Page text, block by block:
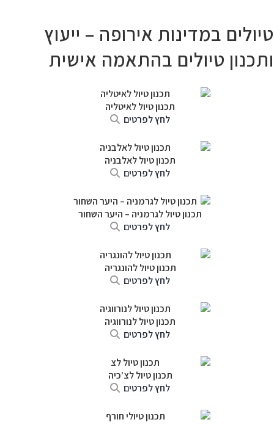
טיולים במדינות אירופה – ייעוץ
ותכנון טיולים בהתאמה אישית
תכנון טיול לאיטליה
לחץ לפרטים
תכנון טיול לאלבניה
לחץ לפרטים
תכנון טיול לגרמניה – היער השחור
לחץ לפרטים
תכנון טיול להונגריה
לחץ לפרטים
תכנון טיול לנורווגיה
לחץ לפרטים
תכנון טיול לצ'כיה
לחץ לפרטים